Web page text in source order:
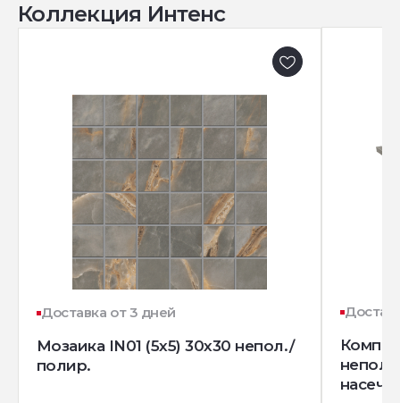
Коллекция Интенс
Доставка от 3 дней
Мозаика IN01 (5x5) 30x30 непол./
полир.
непол.